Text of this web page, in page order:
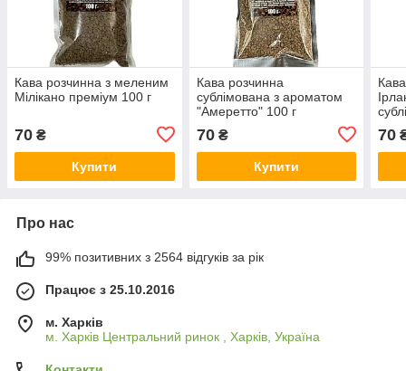
Кава розчинна з меленим
Мілікано преміум 100 г
70 ₴
Купити
Кава розчинна
сублімована з ароматом
"Амеретто" 100 г
70₴
Купити
70
Про нас
99% позитивних з 2564 відгуків за рік
Працює з 25.10.2016
м. Харків
м. Харків Центральний ринок , Харків, Україна